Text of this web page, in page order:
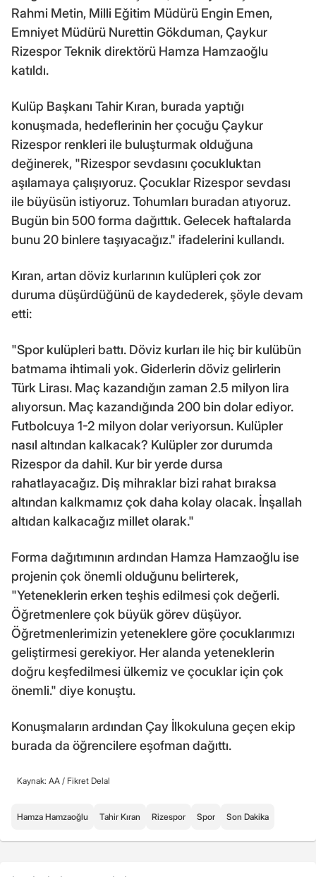
Rahmi Metin, Milli Eğitim Müdürü Engin Emen,
Emniyet Müdürü Nurettin Gökduman, Çaykur
Rizespor Teknik direktörü Hamza Hamzaoğlu
katıldı.
Kulüp Başkanı Tahir Kıran, burada yaptığı
konuşmada, hedeflerinin her çocuğu Çaykur
Rizespor renkleri ile buluşturmak olduğuna
değinerek, "Rizespor sevdasını çocukluktan
aşılamaya çalışıyoruz. Çocuklar Rizespor sevdası
ile büyüsün istiyoruz. Tohumları buradan atıyoruz.
Bugün bin 500 forma dağıttık. Gelecek haftalarda
bunu 20 binlere taşıyacağız." ifadelerini kullandı.
Kıran, artan döviz kurlarının kulüpleri çok zor
duruma düşürdüğünü de kaydederek, şöyle devam
etti:
"Spor kulüpleri battı. Döviz kurları ile hiç bir kulübün
batmama ihtimali yok. Giderlerin döviz gelirlerin
Türk Lirası. Maç kazandığın zaman 2.5 milyon lira
alıyorsun. Maç kazandığında 200 bin dolar ediyor.
Futbolcuya 1-2 milyon dolar veriyorsun. Kulüpler
nasıl altından kalkacak? Kulüpler zor durumda
Rizespor da dahil. Kur bir yerde dursa
rahatlayacağız. Diş mihraklar bizi rahat bıraksa
altından kalkmamız çok daha kolay olacak. İnşallah
altıdan kalkacağız millet olarak."
Forma dağıtımının ardından Hamza Hamzaoğlu ise
projenin çok önemli olduğunu belirterek,
"Yeteneklerin erken teşhis edilmesi çok değerli.
Öğretmenlere çok büyük görev düşüyor.
Öğretmenlerimizin yeteneklere göre çocuklarımızı
geliştirmesi gerekiyor. Her alanda yeteneklerin
doğru keşfedilmesi ülkemiz ve çocuklar için çok
önemli." diye konuştu.
Konuşmaların ardından Çay İlkokuluna geçen ekip
burada da öğrencilere eşofman dağıttı.
Kaynak: AA / Fikret Delal
Hamza Hamzaoğlu Tahir Kıran Rizespor Spor Son Dakika